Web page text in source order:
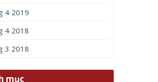
4 2019
4 2018
3 2018
mục